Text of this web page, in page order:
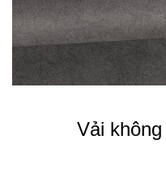
Vải